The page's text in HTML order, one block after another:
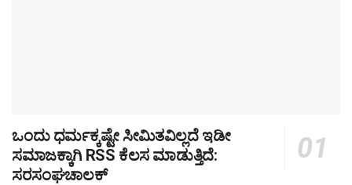
ಒಂದು ಧರ್ಮಕ್ಕಷ್ಟೇ ಸೀಮಿತವಿಲ್ಲದೆ ಇಡೀ
ಸಮಾಜಕ್ಕಾಗಿ RSS ಕೆಲಸ ಮಾಡುತ್ತಿದೆ:
ಸರಸಂಘಚಾಲಕ್